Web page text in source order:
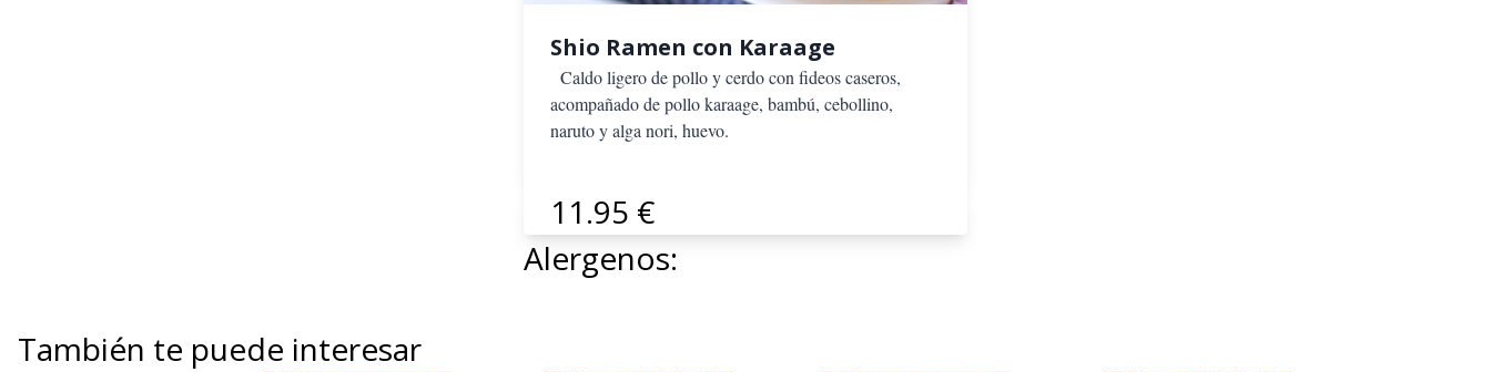
Shio Ramen con Karaage
Caldo ligero de pollo y cerdo con fideos caseros,
acompañado de pollo karaage, bambú, cebollino,
naruto y alga nori, huevo.
11.95 €
Alergenos:
También te puede interesar